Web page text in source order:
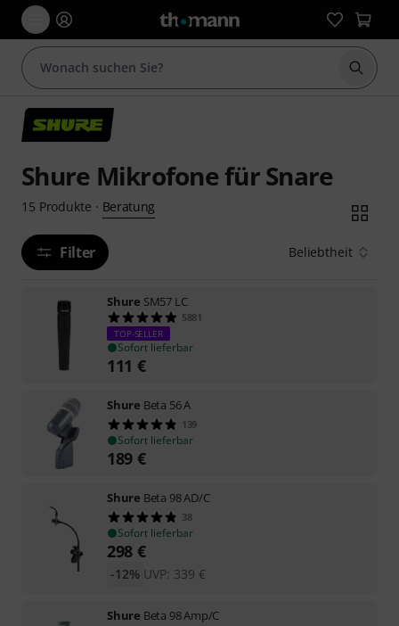
Suche
Shure Mikrofone für Snare
15 Produkte · Beratung
Filter Beliebtheit
Shure SM57 LC
5881
TOP-SELLER
Sofort lieferbar
111 €
Shure Beta 56 A
139
Sofort lieferbar
189 €
Shure Beta 98 AD/C
38
Sofort lieferbar
298 €
UVP: 339 €
-12%
Shure Beta 98 Amp/C